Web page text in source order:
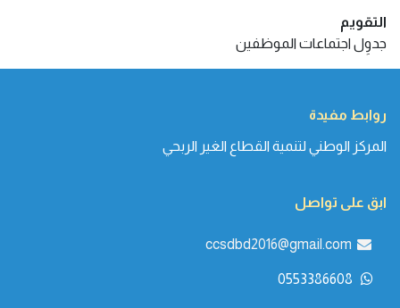
التقويم
جدوِل اجتماعات الموظفين
روابط مفيدة
المركز الوطني لتنمية القطاع الغير الربحي
ابق على تواصل
ccsdbd2016@gmail.co​​m